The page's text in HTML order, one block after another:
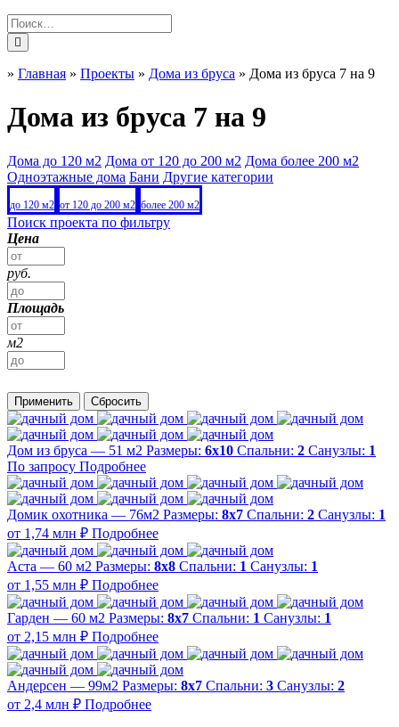
» Главная » Проекты » Дома из бруса » Дома из бруса 7 на 9
Дома из бруса 7 на 9
Дома до 120 м2 Дома от 120 до 200 м2 Дома более 200 м2
Одноэтажные дома Бани Другие категории
до 120 м2 от 120 до 200 м2 более 200 м2
Поиск проекта по фильтру
Цена
руб.
Площадь
м2
Применить Сбросить
Дом из бруса — 51 м2 Размеры: 6х10 Спальни: 2 Санузлы: 1
По запросу Подробнее
Домик охотника — 76м2 Размеры: 8х7 Спальни: 2 Санузлы: 1
от 1,74 млн ₽ Подробнее
Аста — 60 м2 Размеры: 8х8 Спальни: 1 Санузлы: 1
от 1,55 млн ₽ Подробнее
Гарден — 60 м2 Размеры: 8х7 Спальни: 1 Санузлы: 1
от 2,15 млн ₽ Подробнее
Андерсен — 99м2 Размеры: 8х7 Спальни: 3 Санузлы: 2
от 2,4 млн ₽ Подробнее